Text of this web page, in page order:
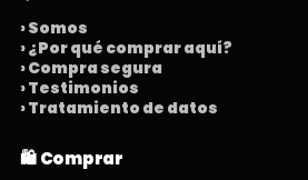
› Somos
› ¿Por qué comprar aquí?
› Compra segura
› Testimonios
› Tratamiento de datos
🛍️ Comprar